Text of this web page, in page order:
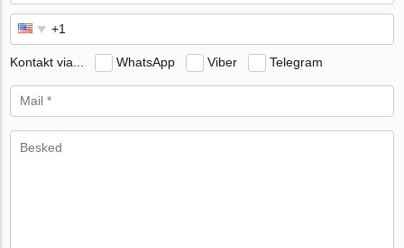
Kontakt via... WhatsApp Viber Telegram